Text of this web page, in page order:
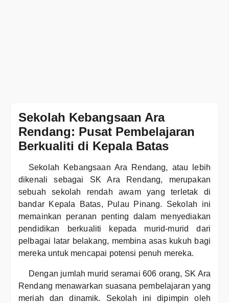
Sekolah Kebangsaan Ara
Rendang: Pusat Pembelajaran
Berkualiti di Kepala Batas
Sekolah Kebangsaan Ara Rendang, atau lebih
dikenali sebagai SK Ara Rendang, merupakan
sebuah sekolah rendah awam yang terletak di
bandar Kepala Batas, Pulau Pinang. Sekolah ini
memainkan peranan penting dalam menyediakan
pendidikan berkualiti kepada murid-murid dari
pelbagai latar belakang, membina asas kukuh bagi
mereka untuk mencapai potensi penuh mereka.
Dengan jumlah murid seramai 606 orang, SK Ara
Rendang menawarkan suasana pembelajaran yang
meriah dan dinamik. Sekolah ini dipimpin oleh